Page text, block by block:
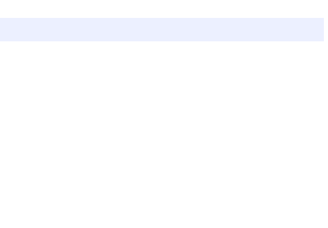
据，导出Excel后导入传统第三方软件清洗数据，再将清洗后
维度关键业务数据，构建全球化数据中台。领星提供中英双
结账效率提升30%。依托领星能力，健合集团在海量数据中
，将核算时间压缩至24到48小时内，确保健合集团在不同